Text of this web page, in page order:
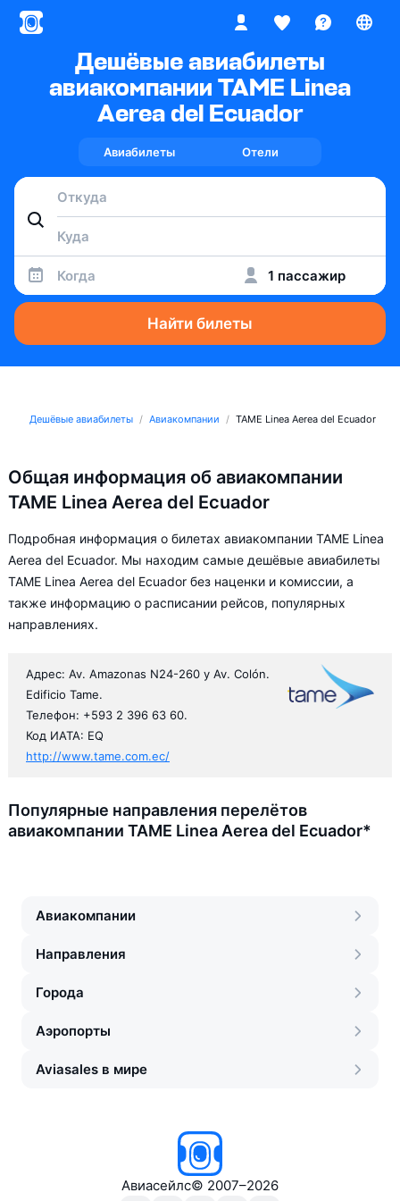
Дешёвые авиабилеты
авиакомпании TAME Linea
Aerea del Ecuador
Авиабилеты Отели
Когда 1 пассажир
Найти билеты
Дешёвые авиабилеты Авиакомпании TAME Linea Aerea del Ecuador
Общая информация об авиакомпании
TAME Linea Aerea del Ecuador
Подробная информация о билетах авиакомпании TAME Linea
Aerea del Ecuador. Мы находим самые дешёвые авиабилеты
TAME Linea Aerea del Ecuador без наценки и комиссии, а
также информацию о расписании рейсов, популярных
направлениях.
Адрес: Av. Amazonas N24-260 y Av. Colón.
Edificio Tame.
Телефон: +593 2 396 63 60.
Код ИАТА: EQ
http://www.tame.com.ec/
Популярные направления перелётов
авиакомпании TAME Linea Aerea del Ecuador*
Авиакомпании
Направления
Города
Аэропорты
Aviasales в мире
Авиасейлс© 2007–2026